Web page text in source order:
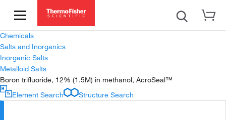
Chemicals
Salts and Inorganics
Inorganic Salts
Metalloid Salts
Boron trifluoride, 12% (1.5M) in methanol, AcroSeal™
Element Search
Structure Search